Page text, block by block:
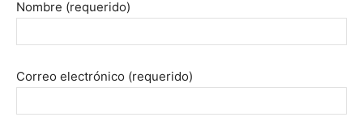
Nombre (requerido)
Correo electrónico (requerido)